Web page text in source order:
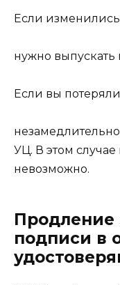
Если
нужно выпускать
Если вы
УЦ. В этом
невозможно.
Продление
подписи в